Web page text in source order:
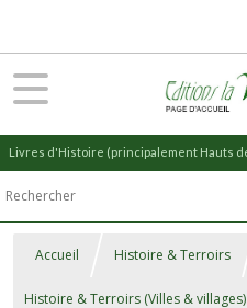
Accueil Histoire & Terroirs
Histoire & Terroirs (Villes & villages)